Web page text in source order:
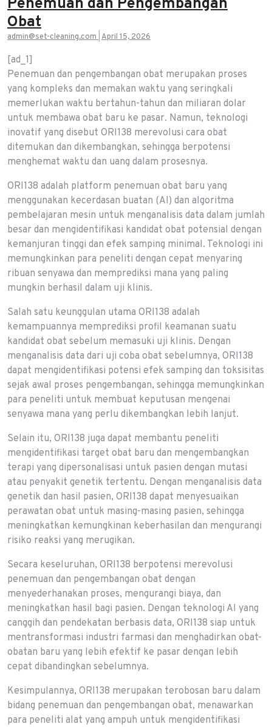
Penemuan dan Pengembangan
Obat
admin@set-cleaning.com April 15, 2026
[ad_1]
Penemuan dan pengembangan obat merupakan proses
yang kompleks dan memakan waktu yang seringkali
memerlukan waktu bertahun-tahun dan miliaran dolar
untuk membawa obat baru ke pasar. Namun, teknologi
inovatif yang disebut ORI138 merevolusi cara obat
ditemukan dan dikembangkan, sehingga berpotensi
menghemat waktu dan uang dalam prosesnya.
ORI138 adalah platform penemuan obat baru yang
menggunakan kecerdasan buatan (AI) dan algoritma
pembelajaran mesin untuk menganalisis data dalam jumlah
besar dan mengidentifikasi kandidat obat potensial dengan
kemanjuran tinggi dan efek samping minimal. Teknologi ini
memungkinkan para peneliti dengan cepat menyaring
ribuan senyawa dan memprediksi mana yang paling
mungkin berhasil dalam uji klinis.
Salah satu keunggulan utama ORI138 adalah
kemampuannya memprediksi profil keamanan suatu
kandidat obat sebelum memasuki uji klinis. Dengan
menganalisis data dari uji coba obat sebelumnya, ORI138
dapat mengidentifikasi potensi efek samping dan toksisitas
sejak awal proses pengembangan, sehingga memungkinkan
para peneliti untuk membuat keputusan mengenai
senyawa mana yang perlu dikembangkan lebih lanjut.
Selain itu, ORI138 juga dapat membantu peneliti
mengidentifikasi target obat baru dan mengembangkan
terapi yang dipersonalisasi untuk pasien dengan mutasi
atau penyakit genetik tertentu. Dengan menganalisis data
genetik dan hasil pasien, ORI138 dapat menyesuaikan
perawatan obat untuk masing-masing pasien, sehingga
meningkatkan kemungkinan keberhasilan dan mengurangi
risiko reaksi yang merugikan.
Secara keseluruhan, ORI138 berpotensi merevolusi
penemuan dan pengembangan obat dengan
menyederhanakan proses, mengurangi biaya, dan
meningkatkan hasil bagi pasien. Dengan teknologi AI yang
canggih dan pendekatan berbasis data, ORI138 siap untuk
mentransformasi industri farmasi dan menghadirkan obat-
obatan baru yang lebih efektif ke pasar dengan lebih
cepat dibandingkan sebelumnya.
Kesimpulannya, ORI138 merupakan terobosan baru dalam
bidang penemuan dan pengembangan obat, menawarkan
para peneliti alat yang ampuh untuk mengidentifikasi